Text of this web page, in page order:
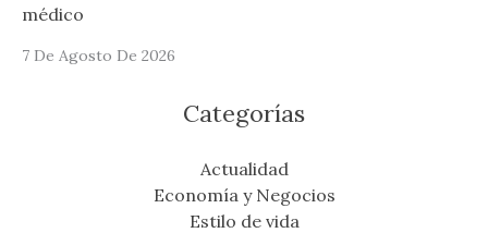
médico
7 De Agosto De 2026
Categorías
Actualidad
Economía y Negocios
Estilo de vida